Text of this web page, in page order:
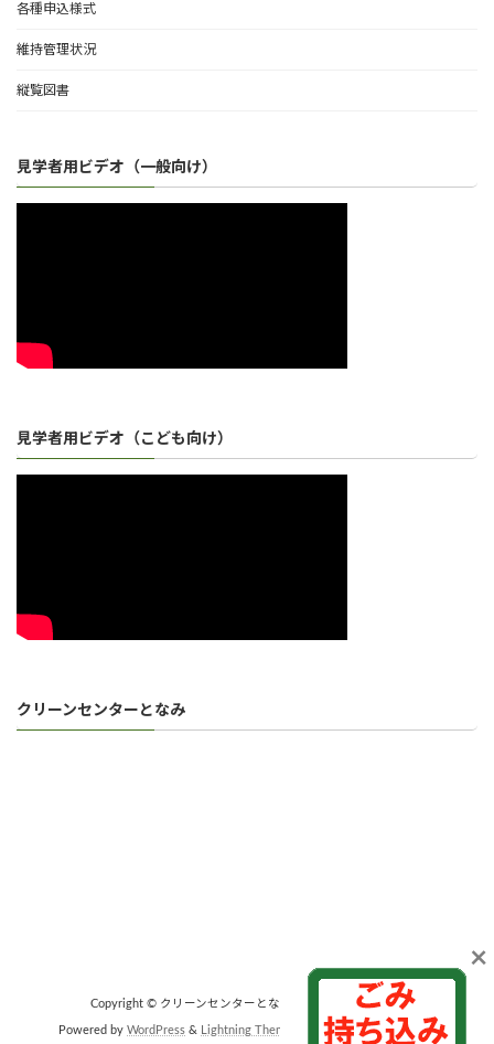
各種申込様式
維持管理状況
縦覧図書
見学者用ビデオ（一般向け）
見学者用ビデオ（こども向け）
クリーンセンターとなみ
Copyright © クリーンセンターとなみ All Rights Reserved.
Powered by WordPress & Lightning Theme by Vektor,Inc. technology.
×